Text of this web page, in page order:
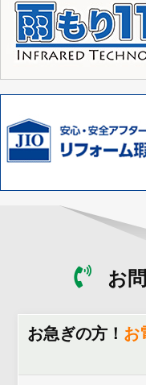
お
お急ぎの方！ お